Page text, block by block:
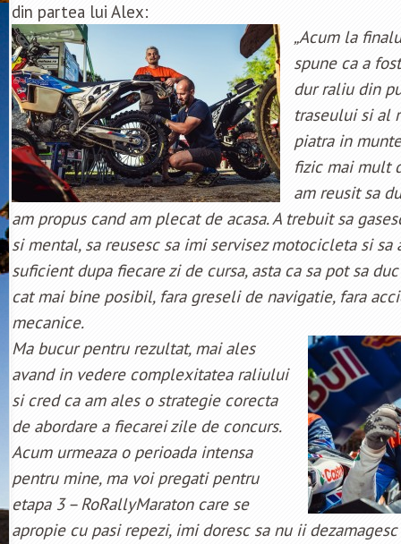
din partea lui Alex:
„Acum la
spune ca a
dur raliu din
traseului si al
piatra in
fizic mai mult
am reusit sa
am propus cand am plecat de acasa. A trebuit sa
si mental, sa reusesc sa imi servisez motocicleta si sa
suficient dupa fiecare zi de cursa, asta ca sa pot sa
cat mai bine posibil, fara greseli de navigatie, fara
mecanice.
Ma bucur pentru rezultat, mai ales
avand in vedere complexitatea raliului
si cred ca am ales o strategie corecta
de abordare a fiecarei zile de concurs.
Acum urmeaza o perioada intensa
pentru mine, ma voi pregati pentru
etapa 3 – RoRallyMaraton care se
apropie cu pasi repezi, imi doresc sa nu ii